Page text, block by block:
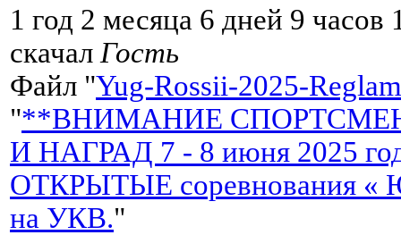
1 год 2 месяца 6 дней 9 часов
скачал Гость
Файл "Yug-Rossii-2025-
"**ВНИМАНИЕ
И НАГРАД 7 - 8 июня 2025
ОТКРЫТЫЕ соревнования «
на УКВ."